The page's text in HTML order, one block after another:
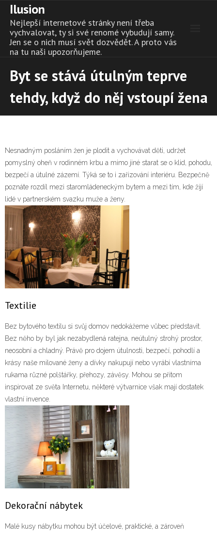
Skip
content
Ilusion
Nejlepší internetové stránky není třeba
vychvalovat, ty si své renomé vybudují samy.
Jen se o nich musí svět dozvědět. A proto vás
na tu naši upozorňujeme.
Byt se stává útulným teprve
tehdy, když do něj vstoupí žena
Nesnadným posláním žen je plodit a vychovávat děti, udržet
pomyslný oheň v rodinném krbu a mimo jiné starat se o klid, pohodu,
bezpečí a útulné zázemí. Týká se to i zařizování interiéru. Bezpečně
poznáte rozdíl mezi staromládeneckým bytem a mezi tím, kde žijí
lidé v partnerském svazku muže a ženy.
Textilie
Bez bytového textilu si svůj domov nedokážeme vůbec představit.
Bez něho by byl jak nezabydlená ratejna, neútulný strohý prostor,
neosobní a chladný. Právě pro dojem útulnosti, bezpečí, pohodlí a
krásy naše milované ženy a dívky nakupují nebo vyrábí vlastníma
rukama různé polštářky, přehozy, závěsy. Mohou se přitom
inspirovat ze světa Internetu, některé výtvarnice však mají dostatek
vlastní invence.
Dekorační nábytek
Malé kusy nábytku mohou být účelové, praktické, a zároveň